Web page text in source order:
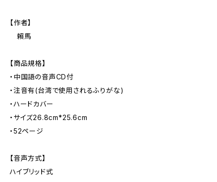
【作者】
賴馬
【商品規格】
・中国語の音声CD付
・注音有(台湾で使用されるふりがな)
・ハードカバー
・サイズ26.8cm*25.6cm
・52ページ
【音声方式】
ハイブリッド式